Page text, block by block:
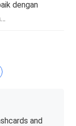
dengan
and